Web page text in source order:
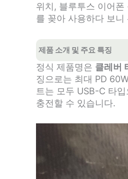
위치, 블루투스 이어
를 꽂아 사용하다 보
제품 소개 및 주요 특징
정식 제품명은 클레버
징으로는 최대 PD
트는 모두 USB-C 타
충전할 수 있습니다.